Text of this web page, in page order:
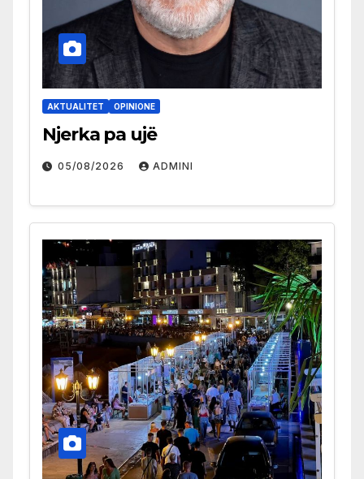
AKTUALITET OPINIONE
Njerka pa ujë
05/08/2026 ADMINI